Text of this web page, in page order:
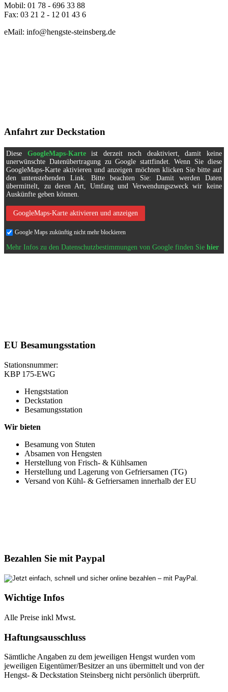
Mobil: 01 78 - 696 33 88
Fax: 03 21 2 - 12 01 43 6
eMail: info@hengste-steinsberg.de
Anfahrt zur Deckstation
Diese GoogleMaps-Karteist derzeit noch deaktiviert, damit keine
unerwünschte Datenübertragung zu Google stattfindet. Wenn Sie diese
GoogleMaps-Karte aktivieren und anzeigen möchten klicken Sie bitte auf
den untenstehenden Link. Bitte beachten Sie: Damit werden Daten
übermittelt, zu deren Art, Umfang und Verwendungszweck wir keine
Auskünfte geben können.
GoogleMaps-Karte aktivieren und anzeigen
Google Maps zukünftig nicht mehr blockieren
Mehr Infos zu den Datenschutzbestimmungen von Google finden Siehier
EU Besamungsstation
Stationsnummer:
KBP 175-EWG
Hengststation
Deckstation
Besamungsstation
Wir bieten
Besamung von Stuten
Absamen von Hengsten
Herstellung von Frisch- & Kühlsamen
Herstellung und Lagerung von Gefriersamen (TG)
Versand von Kühl- & Gefriersamen innerhalb der EU
Bezahlen Sie mit Paypal
Wichtige Infos
Alle Preise inkl Mwst.
Haftungsausschluss
Sämtliche Angaben zu dem jeweiligen Hengst wurden vom
jeweiligen Eigentümer/Besitzer an uns übermittelt und von der
Hengst- & Deckstation Steinsberg nicht persönlich überprüft.